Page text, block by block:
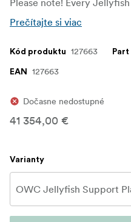
Prečítajte si viac
Kód produktu 127663
EAN 127663
Dočasne nedostupné
41 354,00 €
Varianty